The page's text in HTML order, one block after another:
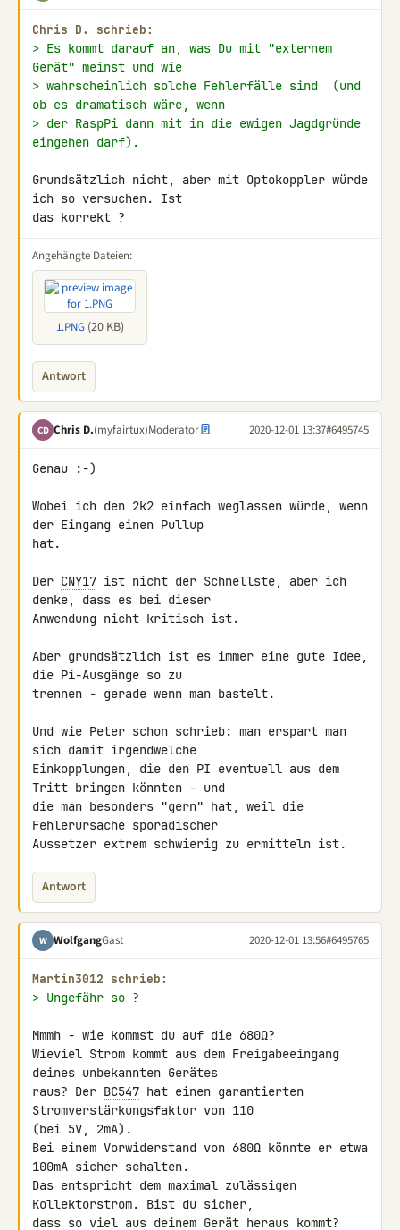
Chris D. schrieb:
> Es kommt darauf an, was Du mit "externem
Gerät" meinst und wie
> wahrscheinlich solche Fehlerfälle sind  (und
ob es dramatisch wäre, wenn
> der RaspPi dann mit in die ewigen Jagdgründe
eingehen darf).
Grundsätzlich nicht, aber mit Optokoppler würde
ich so versuchen. Ist
das korrekt ?
Angehängte Dateien:
1.PNG(20 KB)
Antwort
CD Chris D.(myfairtux)Moderator 2020-12-01 13:37#6495745
Genau :-)
Wobei ich den 2k2 einfach weglassen würde, wenn
der Eingang einen Pullup
hat.
Der CNY17 ist nicht der Schnellste, aber ich
denke, dass es bei dieser
Anwendung nicht kritisch ist.
Aber grundsätzlich ist es immer eine gute Idee,
die Pi-Ausgänge so zu
trennen - gerade wenn man bastelt.
Und wie Peter schon schrieb: man erspart man
sich damit irgendwelche
Einkopplungen, die den PI eventuell aus dem
Tritt bringen könnten - und
die man besonders "gern" hat, weil die
Fehlerursache sporadischer
Aussetzer extrem schwierig zu ermitteln ist.
Antwort
W WolfgangGast 2020-12-01 13:56#6495765
Martin3012 schrieb:
> Ungefähr so ?
Mmmh - wie kommst du auf die 680Ω?
Wieviel Strom kommt aus dem Freigabeeingang
deines unbekannten Gerätes
raus? Der BC547 hat einen garantierten
Stromverstärkungsfaktor von 110
(bei 5V, 2mA).
Bei einem Vorwiderstand von 680Ω könnte er etwa
100mA sicher schalten.
Das entspricht dem maximal zulässigen
Kollektorstrom. Bist du sicher,
dass so viel aus deinem Gerät heraus kommt?